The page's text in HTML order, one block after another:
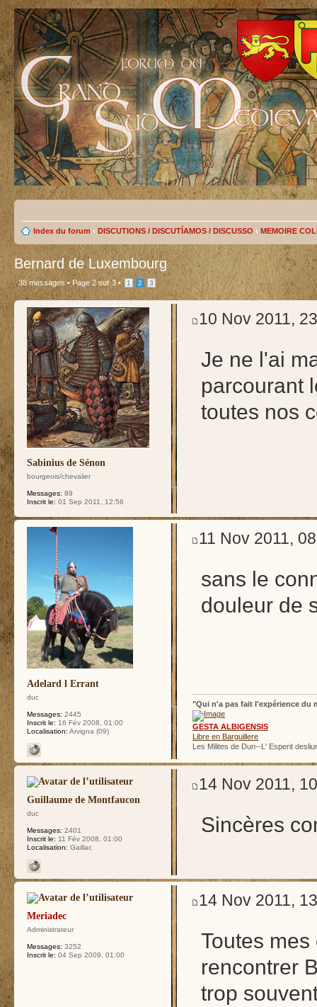
Index du forum ‹ DISCUTIONS / DISCUTÍAMOS / DISCUSSO ‹ MEMOIRE
Bernard de Luxembourg
38 messages •Page 2 sur3 • 1 2 3
Sabinius de Sénon
bourgeois/chevalier
Messages: 89
Inscrit le: 01 Sep 2011, 12:56
10 Nov 2011,
Je ne l'ai
parcourant
toutes nos
Adelard l Errant
duc
Messages: 2445
Inscrit le: 16 Fév 2008, 01:00
Localisation: Arvigna (09)
11 Nov 2011,
sans le
douleur de
"Qui n'a pas fait l'expérience du
GESTA ALBIGENSIS
Libre en Barguillere
Les Milites de Dun--L' Esperit
Guillaume de Montfaucon
duc
Messages: 2401
Inscrit le: 11 Fév 2008, 01:00
Localisation: Gaillac
14 Nov 2011,
Sincères
Meriadec
Administrateur
Messages: 3252
Inscrit le: 04 Sep 2009, 01:00
14 Nov 2011,
Toutes
rencontrer
trop